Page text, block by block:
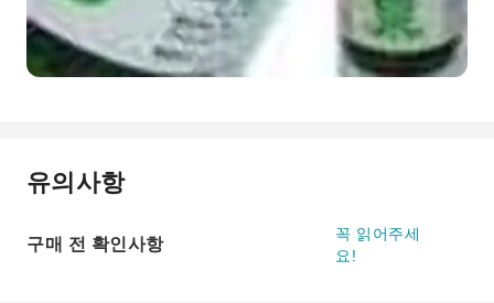
유의사항
구매 전 확인사항
꼭 읽어주세
요!